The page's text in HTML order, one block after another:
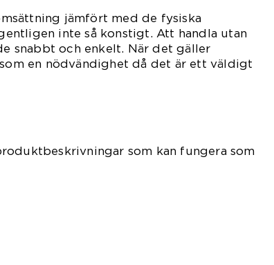
jämfört med de fysiska
inte så konstigt. Att handla utan
snabbt och enkelt. När det gäller
en nödvändighet då det är ett väldigt
som kan fungera som